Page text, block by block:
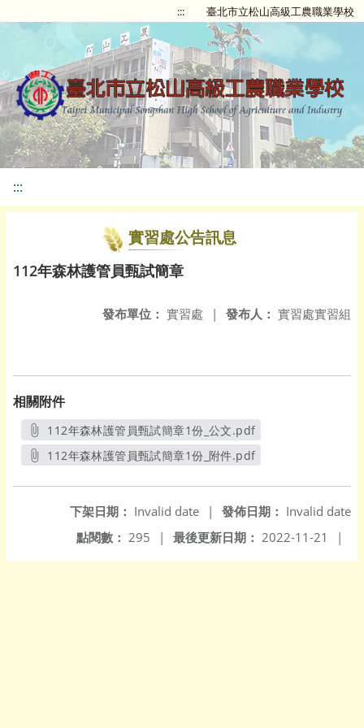
::: 臺北市立松山高級工農職業學校
:::
實習處公告訊息
112年森林護管員甄試簡章
發布人： 實習處實習組
發布單位： 實習處 |
相關附件
112年森林護管員甄試簡章1份_公文.pdf
另開新視窗
112年森林護管員甄試簡章1份_附件.pdf
發佈日期： Invalid date
下架日期： Invalid date
|
最後更新日期： 2022-11-21 |
點閱數： 295 |